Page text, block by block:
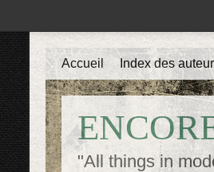
"All things in
Accueil Index des